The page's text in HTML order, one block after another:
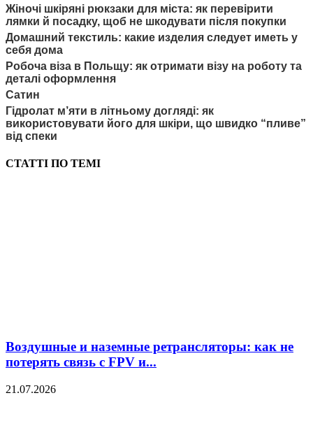
Жіночі шкіряні рюкзаки для міста: як перевірити
лямки й посадку, щоб не шкодувати після покупки
Домашний текстиль: какие изделия следует иметь у
себя дома
Робоча віза в Польщу: як отримати візу на роботу та
деталі оформлення
Сатин
Гідролат м’яти в літньому догляді: як
використовувати його для шкіри, що швидко “пливе”
від спеки
СТАТТІ ПО ТЕМІ
Воздушные и наземные ретрансляторы: как не
потерять связь с FPV и...
21.07.2026